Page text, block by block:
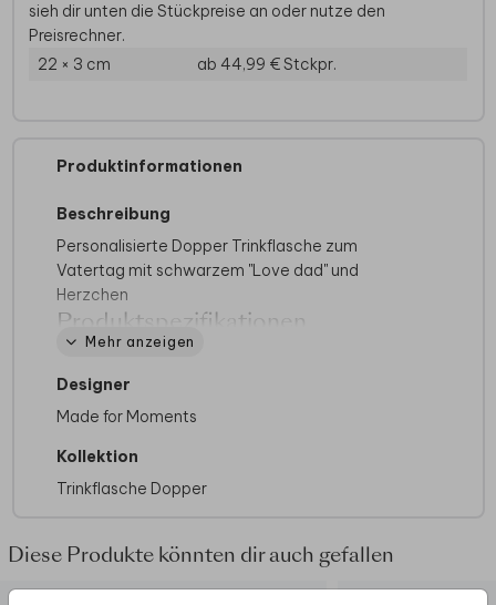
sieh dir unten die Stückpreise an oder nutze den
Preisrechner.
22 × 3 cm
ab 44,99 €Stckpr.
Produktinformationen
Beschreibung
Personalisierte Dopper Trinkflasche zum
Vatertag mit schwarzem "Love dad" und
Herzchen
Produktspezifikationen
Inhalt:
Isolierung:Hält Getränke bis zu 24 Stunden
Geeignet für:
Material:Innenseite aus hochwertigem
Foto gestaltbar
Spülmaschinenfest:Ja, bis maximal 65 °C
Mehr anzeigen
Designer
Made for Moments
Kollektion
Trinkflasche Dopper
Diese Produkte könnten dir auch gefallen